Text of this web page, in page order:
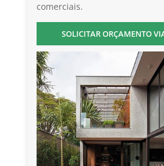
comerciais.
SOLICITAR ORÇAMENTO